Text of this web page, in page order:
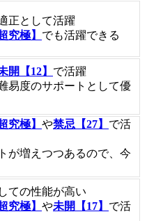
正として活躍
究極】 でも活躍できる
開【12】 で活躍
易度のサポートとして優
究極】 や禁忌【27】 で活
が増えつつあるので、今
ての性能が高い
究極】 や未開【17】 で活